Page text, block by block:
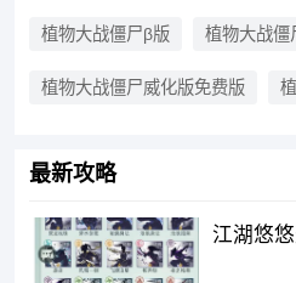
植物大战僵尸β版 植物大战僵
植物大战僵尸威化版免费版
最新攻略
江湖悠